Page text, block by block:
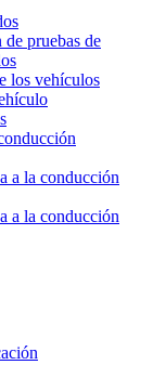
pruebas de
los vehículos
a la conducción
a la conducción